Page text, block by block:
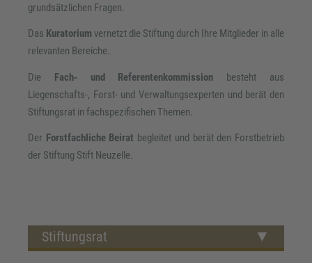
grundsätzlichen Fragen.
Das Kuratorium vernetzt die Stiftung durch Ihre Mitglieder in alle
relevanten Bereiche.
Die Fach- und Referentenkommission besteht aus
Liegenschafts-, Forst- und Verwaltungsexperten und berät den
Stiftungsrat in fachspezifischen Themen.
Der Forstfachliche Beirat begleitet und berät den Forstbetrieb
der Stiftung Stift Neuzelle.
Stiftungsrat